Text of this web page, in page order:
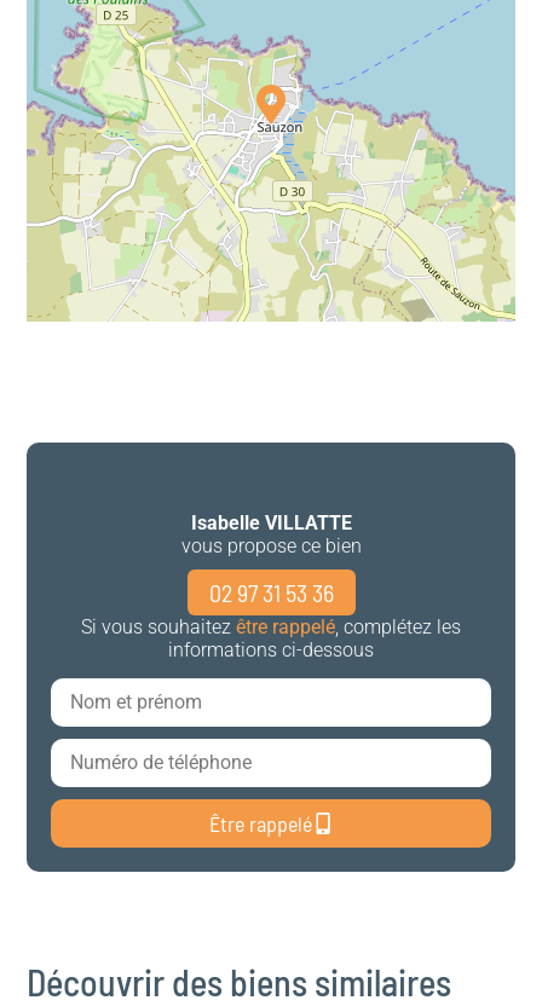
Isabelle VILLATTE
vous propose ce bien
02 97 31 53 36
Si vous souhaitez être rappelé , complétez les
informations ci-dessous
Être rappelé
Découvrir des biens similaires